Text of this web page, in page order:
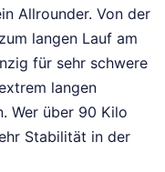
Allrounder. Von der
langen Lauf am
für sehr schwere
langen
Wer über 90 Kilo
Stabilität in der